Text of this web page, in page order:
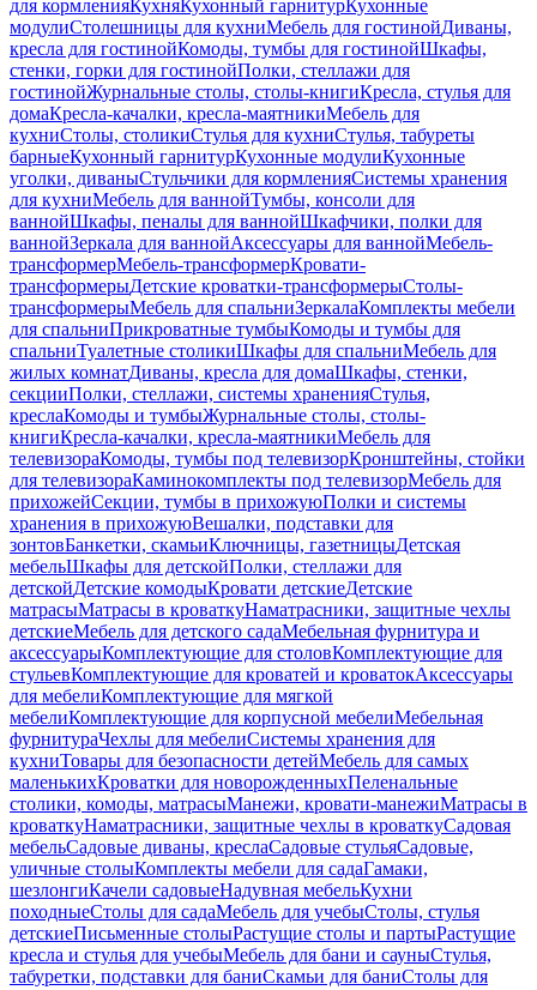
для кормленияКухняКухонный гарнитурКухонные
модулиСтолешницы для кухниМебель для гостинойДиваны,
кресла для гостинойКомоды, тумбы для гостинойШкафы,
стенки, горки для гостинойПолки, стеллажи для
гостинойЖурнальные столы, столы-книгиКресла, стулья для
домаКресла-качалки, кресла-маятникиМебель для
кухниСтолы, столикиСтулья для кухниСтулья, табуреты
барныеКухонный гарнитурКухонные модулиКухонные
уголки, диваныСтульчики для кормленияСистемы хранения
для кухниМебель для ваннойТумбы, консоли для
ваннойШкафы, пеналы для ваннойШкафчики, полки для
ваннойЗеркала для ваннойАксессуары для ваннойМебель-
трансформерМебель-трансформерКровати-
трансформерыДетские кроватки-трансформерыСтолы-
трансформерыМебель для спальниЗеркалаКомплекты мебели
для спальниПрикроватные тумбыКомоды и тумбы для
спальниТуалетные столикиШкафы для спальниМебель для
жилых комнатДиваны, кресла для домаШкафы, стенки,
секцииПолки, стеллажи, системы храненияСтулья,
креслаКомоды и тумбыЖурнальные столы, столы-
книгиКресла-качалки, кресла-маятникиМебель для
телевизораКомоды, тумбы под телевизорКронштейны, стойки
для телевизораКаминокомплекты под телевизорМебель для
прихожейСекции, тумбы в прихожуюПолки и системы
хранения в прихожуюВешалки, подставки для
зонтовБанкетки, скамьиКлючницы, газетницыДетская
мебельШкафы для детскойПолки, стеллажи для
детскойДетские комодыКровати детскиеДетские
матрасыМатрасы в кроваткуНаматрасники, защитные чехлы
детскиеМебель для детского садаМебельная фурнитура и
аксессуарыКомплектующие для столовКомплектующие для
стульевКомплектующие для кроватей и кроватокАксессуары
для мебелиКомплектующие для мягкой
мебелиКомплектующие для корпусной мебелиМебельная
фурнитураЧехлы для мебелиСистемы хранения для
кухниТовары для безопасности детейМебель для самых
маленькихКроватки для новорожденныхПеленальные
столики, комоды, матрасыМанежи, кровати-манежиМатрасы в
кроваткуНаматрасники, защитные чехлы в кроваткуСадовая
мебельСадовые диваны, креслаСадовые стульяСадовые,
уличные столыКомплекты мебели для садаГамаки,
шезлонгиКачели садовыеНадувная мебельКухни
походныеСтолы для садаМебель для учебыСтолы, стулья
детскиеПисьменные столыРастущие столы и партыРастущие
кресла и стулья для учебыМебель для бани и сауныСтулья,
табуретки, подставки для баниСкамьи для баниСтолы для